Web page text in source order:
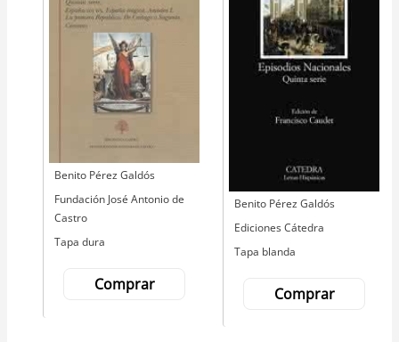
Autor
Benito Pérez Galdós
Editorial
Fundación José Antonio de
Castro
Tapa dura
Comprar
Autor
Benito Pérez Galdós
Editorial
Ediciones Cátedra
Tapa blanda
Comprar